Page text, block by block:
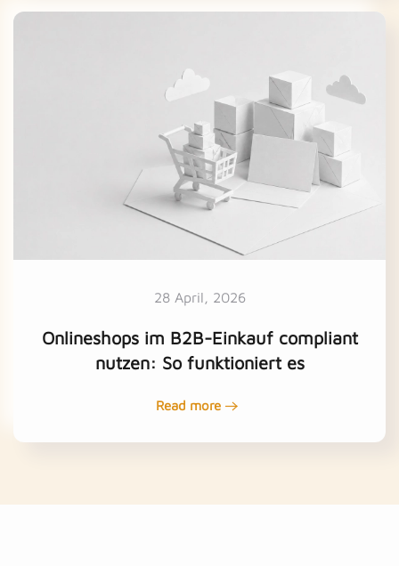
28 April, 2026
Onlineshops im B2B-Einkauf compliant
nutzen: So funktioniert es
Read more